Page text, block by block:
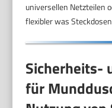
universellen Netzteilen
flexibler was
Sicherheits-
für